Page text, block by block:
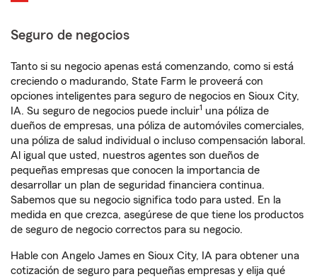
Seguro de negocios
Tanto si su negocio apenas está comenzando, como si está
creciendo o madurando, State Farm le proveerá con
opciones inteligentes para seguro de negocios en Sioux City,
IA. Su seguro de negocios puede incluir1 una póliza de
dueños de empresas, una póliza de automóviles comerciales,
una póliza de salud individual o incluso compensación laboral.
Al igual que usted, nuestros agentes son dueños de
pequeñas empresas que conocen la importancia de
desarrollar un plan de seguridad financiera continua.
Sabemos que su negocio significa todo para usted. En la
medida en que crezca, asegúrese de que tiene los productos
de seguro de negocio correctos para su negocio.
Hable con Angelo James en Sioux City, IA para obtener una
cotización de seguro para pequeñas empresas y elija qué